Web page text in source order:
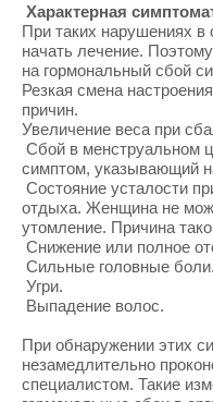
Характерная
При таких нарушениях в
начать лечение.
на гормональный сбой
Резкая смена
причин.
Увеличение веса при
Сбой в менструальном
симптом, указывающий
Состояние усталости
отдыха. Женщина не
утомление. Причина
Снижение или полное
Сильные головные боли.
Угри.
Выпадение волос.
При обнаружении этих
незамедлительно
специалистом. Такие